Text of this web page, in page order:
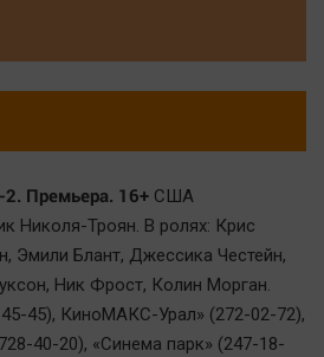
2. Премьера. 16+ США
Николя-Троян. В ролях: Крис
Эмили Блант, Джессика Честейн,
Ник Фрост, Колин Морган.
45), КиноМАКС-Урал» (272-02-72),
40-20), «Синема парк» (247-18-